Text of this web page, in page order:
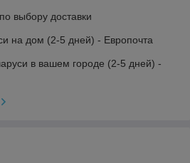
выбору доставки
на дом (2-5 дней) - Европочта
в вашем городе (2-5 дней) -